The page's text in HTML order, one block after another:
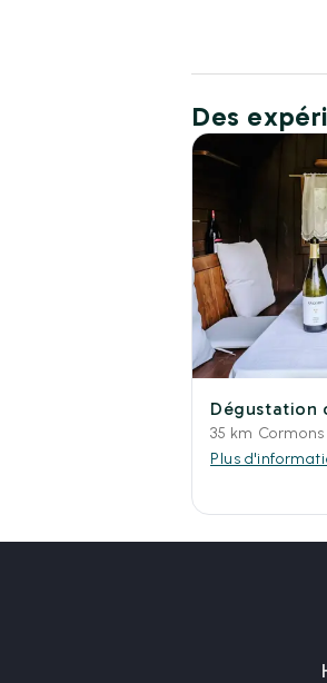
Des
Dégustation
35 km Cormons
Plus